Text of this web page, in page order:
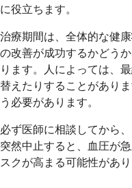
に役立ちます。
治療期間は、全体的な健
の改善が成功するかどう
ります。人によっては、
替えたりすることがあり
う必要があります。
必ず医師に相談してから
突然中止すると、血圧が
スクが高まる可能性があり